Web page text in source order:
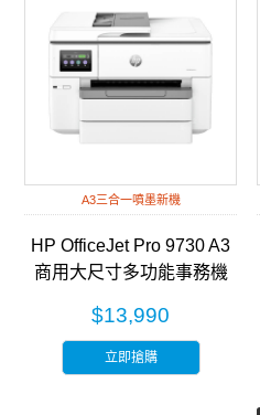
A3三合一噴墨新機
HP OfficeJet Pro 9730 A3
商用大尺寸多功能事務機
$13,990
立即搶購